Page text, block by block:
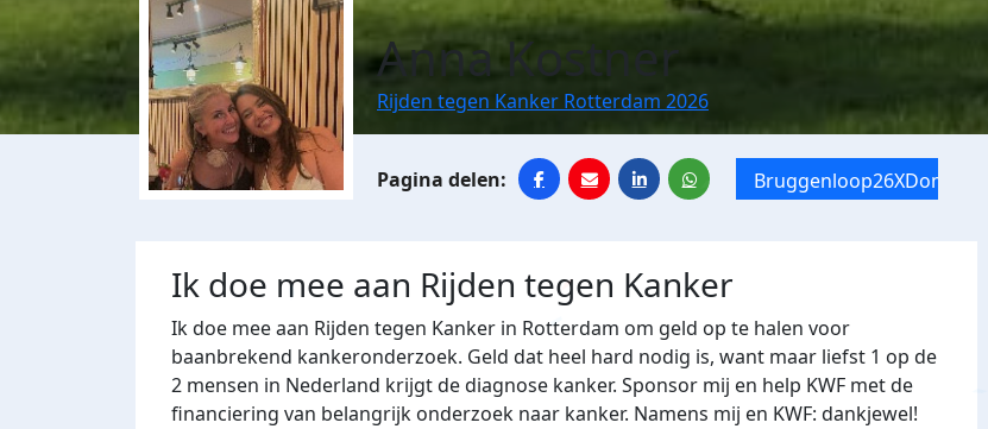
Anna Kostner
Rijden tegen Kanker Rotterdam 2026
Bruggenloop26XDommage
Ik doe mee aan Rijden tegen Kanker
Ik doe mee aan Rijden tegen Kanker in Rotterdam om geld op te halen voor
baanbrekend kankeronderzoek. Geld dat heel hard nodig is, want maar liefst 1 op de
2 mensen in Nederland krijgt de diagnose kanker. Sponsor mij en help KWF met de
financiering van belangrijk onderzoek naar kanker. Namens mij en KWF: dankjewel!